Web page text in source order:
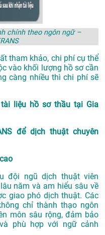
chính theo ngôn ngữ –
tham khảo, chi phí cụ thể
vào khối lượng hồ sơ cần
càng nhiều thì chi phí sẽ
liệu hồ sơ thầu tại Gia
để dịch thuật chuyên
đội ngũ dịch thuật viên
năm và am hiểu sâu về
giao phó dịch thuật. Các
chỉ thành thạo ngôn
môn sâu rộng, đảm bảo
phù hợp với ngữ cảnh